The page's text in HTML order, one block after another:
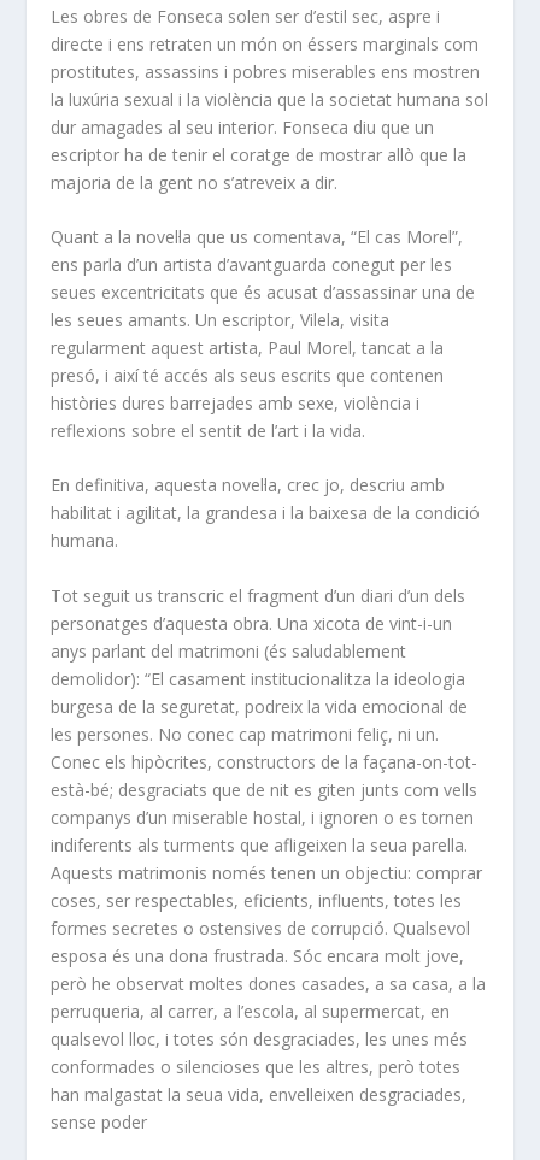
Les obres de Fonseca solen ser d’estil sec, aspre i
directe i ens retraten un món on éssers marginals com
prostitutes, assassins i pobres miserables ens mostren
la luxúria sexual i la violència que la societat humana sol
dur amagades al seu interior. Fonseca diu que un
escriptor ha de tenir el coratge de mostrar allò que la
majoria de la gent no s’atreveix a dir.
Quant a la novel·la que us comentava, “El cas Morel”,
ens parla d’un artista d’avantguarda conegut per les
seues excentricitats que és acusat d’assassinar una de
les seues amants. Un escriptor, Vilela, visita
regularment aquest artista, Paul Morel, tancat a la
presó, i així té accés als seus escrits que contenen
històries dures barrejades amb sexe, violència i
reflexions sobre el sentit de l’art i la vida.
En definitiva, aquesta novel·la, crec jo, descriu amb
habilitat i agilitat, la grandesa i la baixesa de la condició
humana.
Tot seguit us transcric el fragment d’un diari d’un dels
personatges d’aquesta obra. Una xicota de vint-i-un
anys parlant del matrimoni (és saludablement
demolidor): “El casament institucionalitza la ideologia
burgesa de la seguretat, podreix la vida emocional de
les persones. No conec cap matrimoni feliç, ni un.
Conec els hipòcrites, constructors de la façana-on-tot-
està-bé; desgraciats que de nit es giten junts com vells
companys d’un miserable hostal, i ignoren o es tornen
indiferents als turments que afligeixen la seua parella.
Aquests matrimonis només tenen un objectiu: comprar
coses, ser respectables, eficients, influents, totes les
formes secretes o ostensives de corrupció. Qualsevol
esposa és una dona frustrada. Sóc encara molt jove,
però he observat moltes dones casades, a sa casa, a la
perruqueria, al carrer, a l’escola, al supermercat, en
qualsevol lloc, i totes són desgraciades, les unes més
conformades o silencioses que les altres, però totes
han malgastat la seua vida, envelleixen desgraciades,
sense poder